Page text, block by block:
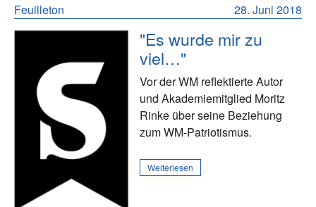
28. Juni 2018
Feuilleton
"Es wurde mir zu
viel…"
Vor der WM reflektierte Autor
und Akademiemitglied Moritz
Rinke über seine Beziehung
zum WM-Patriotismus.
Weiterlesen